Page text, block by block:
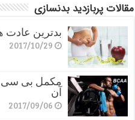
مقالات پربازدید بدنسازی
بدترین عادت
2017/10/29
مکمل بی سی
آن
2017/09/06